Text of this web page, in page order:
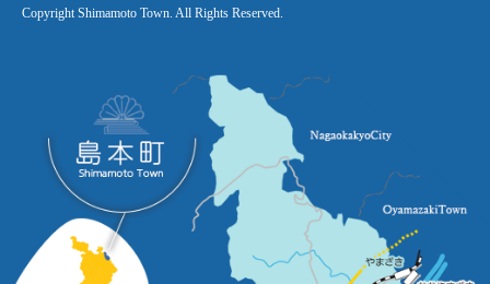
Copyright Shimamoto Town. All Rights Reserved.